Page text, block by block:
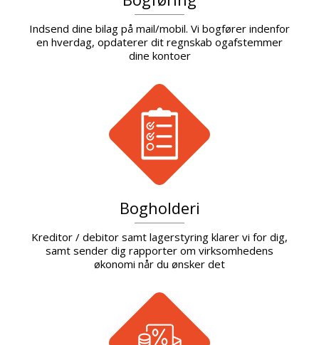
Indsend dine bilag på mail/mobil. Vi bogfører indenfor
en hverdag, opdaterer dit regnskab ogafstemmer
dine kontoer
Bogholderi
Kreditor / debitor samt lagerstyring klarer vi for dig,
samt sender dig rapporter om virksomhedens
økonomi når du ønsker det